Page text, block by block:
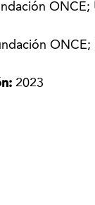
ONCE;
ONCE;
2023